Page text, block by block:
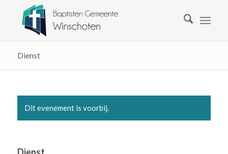
Dienst
Dit evenement is voorbij.